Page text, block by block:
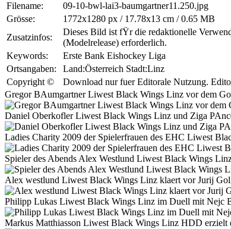
Filename:
09-10-bwl-lai3-baumgartner11.250.jpg
Grösse:
1772x1280 px / 17.78x13 cm / 0.65 MB
Zusatzinfos:
Dieses Bild ist fŸr die redaktionelle
(Modelrelease) erforderlich.
Keywords:
Erste Bank Eishockey Liga
Ortsangaben:
Land:Österreich Stadt:Linz
Copyright ©
Download nur fuer Editorale Nutzung.
Gregor BAumgartner Liwest Black Wings Linz vor dem
Daniel Oberkofler Liwest Black Wings Linz und Ziga
Ladies Charity 2009 der Spielerfrauen des EHC Liwest
Spieler des Abends Alex Westlund Liwest Black Wings
Alex westlund Liwest Black Wings Linz klaert vor Jurij
Philipp Lukas Liwest Black Wings Linz im Duell mit
Markus Matthiasson Liwest Black Wings Linz HDD